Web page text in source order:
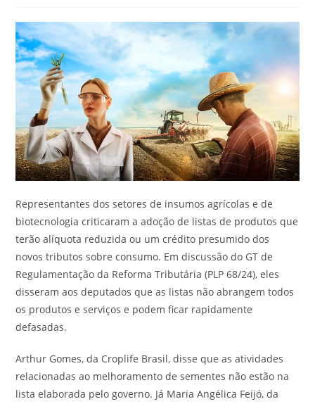
Representantes dos setores de insumos agrícolas e de
biotecnologia criticaram a adoção de listas de produtos que
terão alíquota reduzida ou um crédito presumido dos
novos tributos sobre consumo. Em discussão do GT de
Regulamentação da Reforma Tributária (PLP 68/24), eles
disseram aos deputados que as listas não abrangem todos
os produtos e serviços e podem ficar rapidamente
defasadas.
Arthur Gomes, da Croplife Brasil, disse que as atividades
relacionadas ao melhoramento de sementes não estão na
lista elaborada pelo governo. Já Maria Angélica Feijó, da